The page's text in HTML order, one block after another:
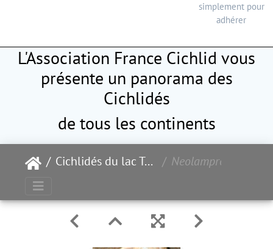
simplement pour
adhérer
L'Association France Cichlid vous
présente un panorama des
Cichlidés
de tous les continents
Cichlidés du lac Tanganyika